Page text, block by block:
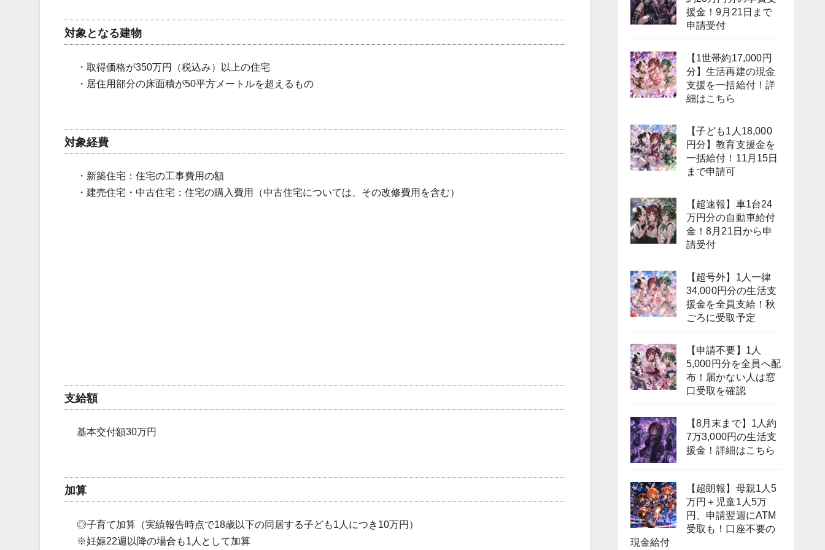
対象となる建物
・取得価格が350万円（税込み）以上の住宅
・居住用部分の床面積が50平方メートルを超えるもの
対象経費
・新築住宅：住宅の工事費用の額
・建売住宅・中古住宅：住宅の購入費用（中古住宅については、その改修費用を含む）
支給額
基本交付額30万円
加算
◎子育て加算（実績報告時点で18歳以下の同居する子ども1人につき10万円）
※妊娠22週以降の場合も1人として加算
援金！9月21日まで
申請受付
【1世帯約17,000円
分】生活再建の現金
支援を一括給付！詳
細はこちら
【子ども1人18,000
円分】教育支援金を
一括給付！11月15日
まで申請可
【超速報】車1台24
万円分の自動車給付
金！8月21日から申
請受付
【超号外】1人一律
34,000円分の生活支
援金を全員支給！秋
ごろに受取予定
【申請不要】1人
5,000円分を全員へ配
布！届かない人は窓
口受取を確認
【8月末まで】1人約
7万3,000円の生活支
援金！詳細はこちら
【超朗報】母親1人5
万円＋児童1人5万
円、申請翌週にATM
受取も！口座不要の
現金給付